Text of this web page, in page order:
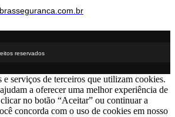
reservados
serviços de terceiros que utilizam cookies.
a oferecer uma melhor experiência de
no botão “Aceitar” ou continuar a
concorda com o uso de cookies em nosso